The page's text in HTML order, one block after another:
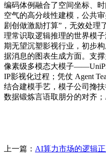
编码体例融合了空间坐标、
空气的高分歧性建模，公共
剧创做激励打算”，无效处理
理常识取逻辑推理的世界模
期无望沉塑影视行业，初步
据消息的图表生成方面。支
像素级多模态大模子
IP影视化过程；凭仗 Agent
结合建模手艺，模子公司搀
数据锻炼言语取朋分的对齐
上一篇： AI算力市场的逻辑